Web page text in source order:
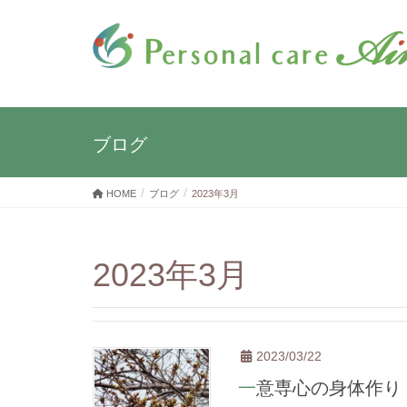
ブログ
HOME ブログ 2023年3月
2023年3月
2023/03/22
一意専心の身体作り